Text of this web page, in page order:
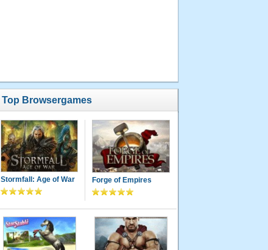
Top Browsergames
Stormfall: Age of War Forge of Empires